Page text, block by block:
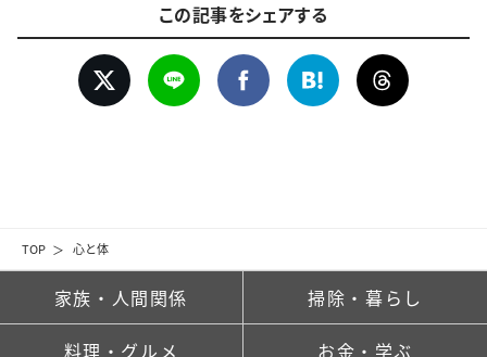
TOP 心と体
この記事をシェアする
家族・人間関係 掃除・暮らし
料理・グルメ お金・学ぶ